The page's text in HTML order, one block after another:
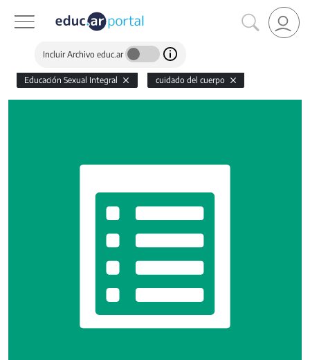
Incluir Archivo educ.ar
Educación Sexual Integral cuidado del cuerpo